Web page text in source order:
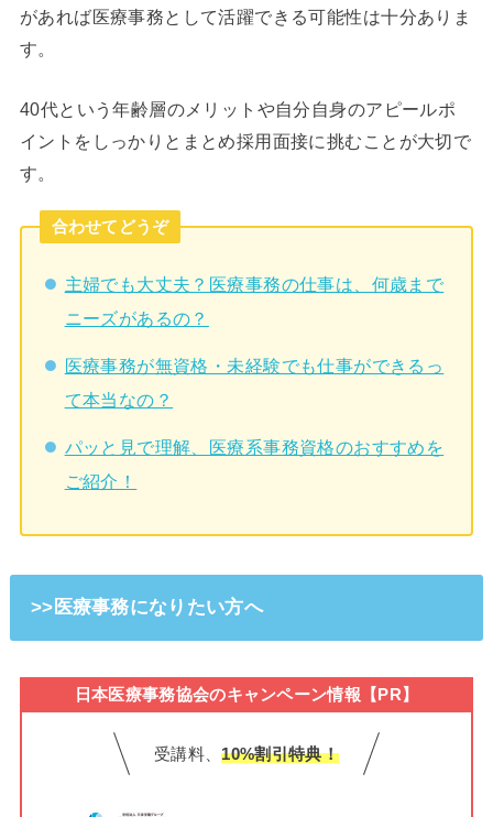
があれば医療事務として活躍できる可能性は十分ありま
す。
40代という年齢層のメリットや自分自身のアピールポ
イントをしっかりとまとめ採用面接に挑むことが大切で
す。
合わせてどうぞ
主婦でも大丈夫？医療事務の仕事は、何歳まで
ニーズがあるの？
医療事務が無資格・未経験でも仕事ができるっ
て本当なの？
パッと見で理解、医療系事務資格のおすすめを
ご紹介！
>>医療事務になりたい方へ
日本医療事務協会のキャンペーン情報【PR】
受講料、10%割引特典！